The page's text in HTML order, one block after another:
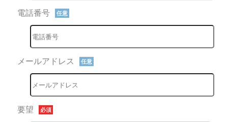
電話番号 任意
メールアドレス 任意
要望 必須